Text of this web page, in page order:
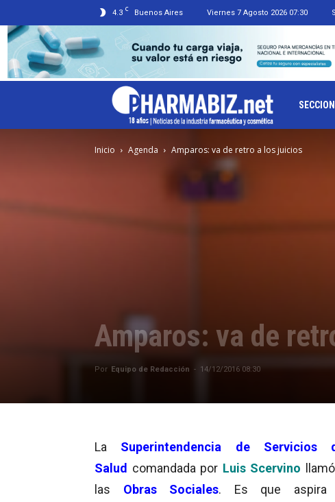
4.3 C Buenos Aires Viernes 7 Agosto 2026 07:30
Inicio Agenda Amparos: va de retro a los juicios
Amparos: va de
Por Equipo de Redacción - 14/12/2016 08:30
La Superintendencia de Servicios
Salud comandada por Luis Scervino
las Obras Sociales. Es que aspira